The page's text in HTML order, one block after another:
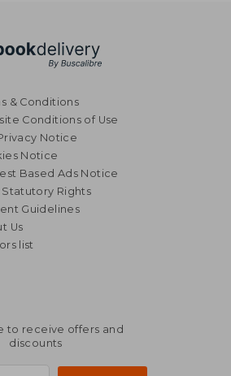
& Conditions
Conditions of Use
Notice
Notice
Based Ads Notice
Statutory Rights
Guidelines
Us
list
to receive offers and
discounts